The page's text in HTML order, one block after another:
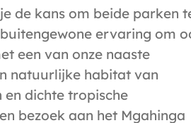
de kans om beide parken
ervaring om
een van onze naaste
natuurlijke habitat van
dichte tropische
bezoek aan het Mgahinga